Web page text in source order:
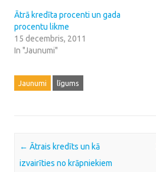
Ātrā kredīta procenti un gada
procentu likme
15 decembris, 2011
In "Jaunumi"
Jaunumi līgums
Post navigation
← Ātrais kredīts un kā
izvairīties no krāpniekiem